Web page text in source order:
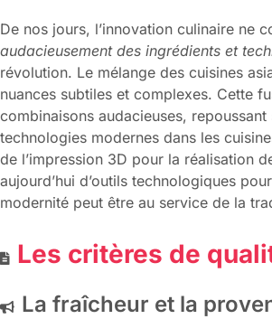
De nos jours, l’innovation culinaire ne
audacieusement des ingrédients et
révolution. Le mélange des cuisines
nuances subtiles et complexes. Cette
combinaisons audacieuses,
technologies modernes dans les
de l’impression 3D pour la réalisation
aujourd’hui d’outils technologiques
modernité peut être au service de la
Les critères de
La fraîcheur et la